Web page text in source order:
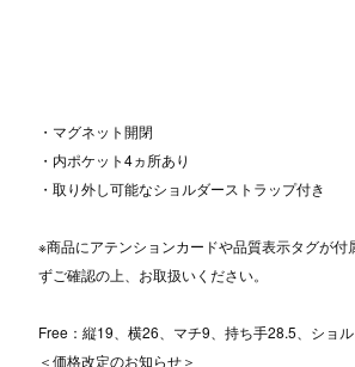
・マグネット開閉
・内ポケット4ヵ所あり
・取り外し可能なショルダーストラップ付き
※商品にアテンションカードや品質表示タグが付
ずご確認の上、お取扱いください。
Free：縦19、横26、マチ9、持ち手28.5、ショ
＜価格改定のお知らせ＞